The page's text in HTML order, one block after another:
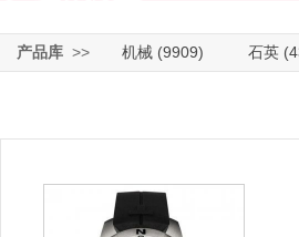
产品库 >> 机械 (9909) 石英